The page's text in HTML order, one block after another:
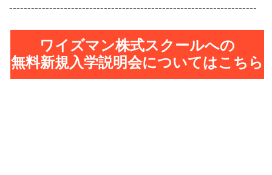
--------------------------------------------------------------------
ワイズマン株式スクールへの
無料新規入学説明会についてはこちら